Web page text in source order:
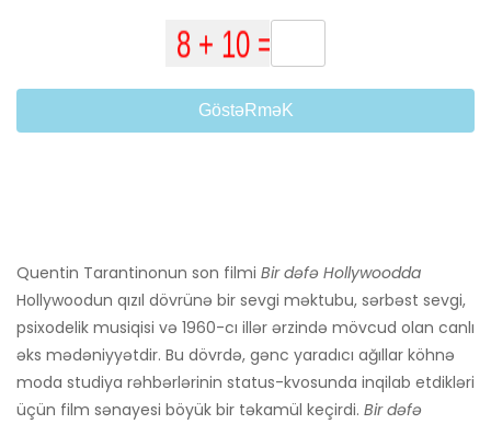
GöstəRməK
Quentin Tarantinonun son filmi Bir dəfə Hollywoodda
Hollywoodun qızıl dövrünə bir sevgi məktubu, sərbəst sevgi,
psixodelik musiqisi və 1960-cı illər ərzində mövcud olan canlı
əks mədəniyyətdir. Bu dövrdə, gənc yaradıcı ağıllar köhnə
moda studiya rəhbərlərinin status-kvosunda inqilab etdikləri
üçün film sənayesi böyük bir təkamül keçirdi. Bir dəfə